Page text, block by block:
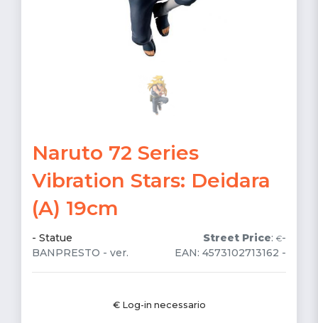
Naruto 72 Series
Vibration Stars: Deidara
(A) 19cm
Street Price: €-
- Statue
EAN: 4573102713162 -
BANPRESTO - ver.
€ Log-in necessario